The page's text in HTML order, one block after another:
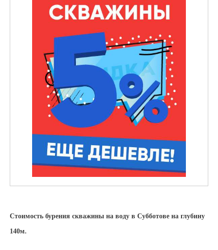
Стоимость бурения скважины на воду в Субботове на глубину
140м.